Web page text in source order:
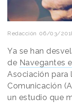
Redacción 06/03/
Ya se han
de Navegantes
Asociación para
Comunicación
un estudio que